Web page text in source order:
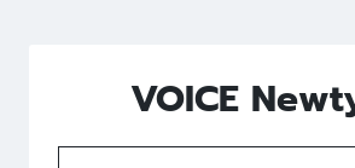
VOICE